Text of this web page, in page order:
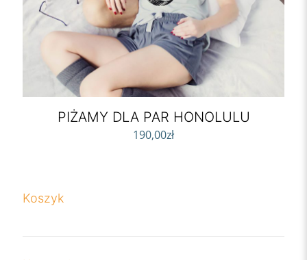
PIŻAMY DLA PAR HONOLULU
190,00zł
Koszyk